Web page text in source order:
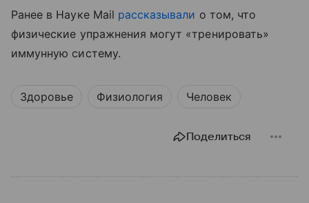
Ранее в Науке Mail рассказывали о том, что
физические упражнения могут «тренировать»
иммунную систему.
Здоровье Физиология Человек
Поделиться